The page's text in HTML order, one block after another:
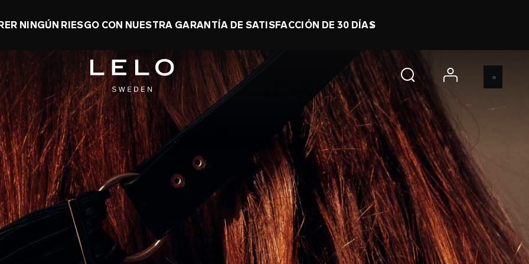
UN 50% Y LLÉVATE UN JUGUETE DE REGALO 0 d 21 h 25 m 49 s COMPRA YA
account